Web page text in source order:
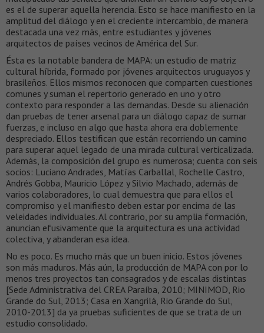
es el de superar aquella herencia. Esto se hace manifiesto en la
amplitud del diálogo y en el creciente intercambio, de manera
destacada una vez más, entre estudiantes y jóvenes
arquitectos de países vecinos de América del Sur.
Ésta es la notable bandera de MAPA: un estudio de matriz
cultural híbrida, formado por jóvenes arquitectos uruguayos y
brasileños. Ellos mismos reconocen que comparten cuestiones
comunes y suman el repertorio generado en uno y otro
contexto para responder a las demandas. Desde su alienación
dan pruebas de tener arsenal para un diálogo capaz de sumar
fuerzas, e incluso en algo que hasta ahora era doblemente
despreciado. Ellos testifican que están recorriendo un camino
para superar aquel legado de una mirada cultural verticalizada.
Además, la composición del grupo es numerosa; cuenta con seis
socios: Luciano Andrades, Matías Carballal, Rochelle Castro,
Andrés Gobba, Mauricio López y Silvio Machado, además de
varios colaboradores, lo cual demuestra que para ellos el
compromiso y el manifiesto deben estar por encima de las
veleidades individuales. Al contrario, por su amplia formación,
anuncian efusivamente que la arquitectura es una actividad
colectiva, y abanderan esa idea.
No es poco. Es mucho más que un buen inicio. Estos jóvenes
son más maduros. Más aún, la producción de MAPA con por lo
menos tres proyectos tan consagrados y de escalas distintas
[Sede Administrativa del CREA Paraíba, 2010; MINIMOD, Rio
Grande do Sul, 2013; Casa en Xangrilá, Rio Grande do Sul,
2010-2013] da ya pruebas suficientes de que se trata de un
estudio consolidado.